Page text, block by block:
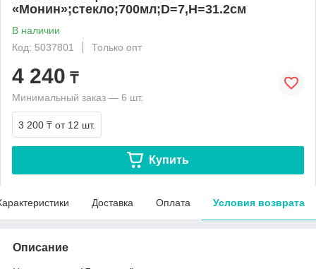
«Монин»;стекло;700мл;D=7,H=31.2см
В наличии
Код: 5037801
Только опт
4 240 ₸
Минимальный заказ — 6 шт.
3 200 ₸ от 12 шт.
Купить
Доставка Оплата Условия возврата
Описание